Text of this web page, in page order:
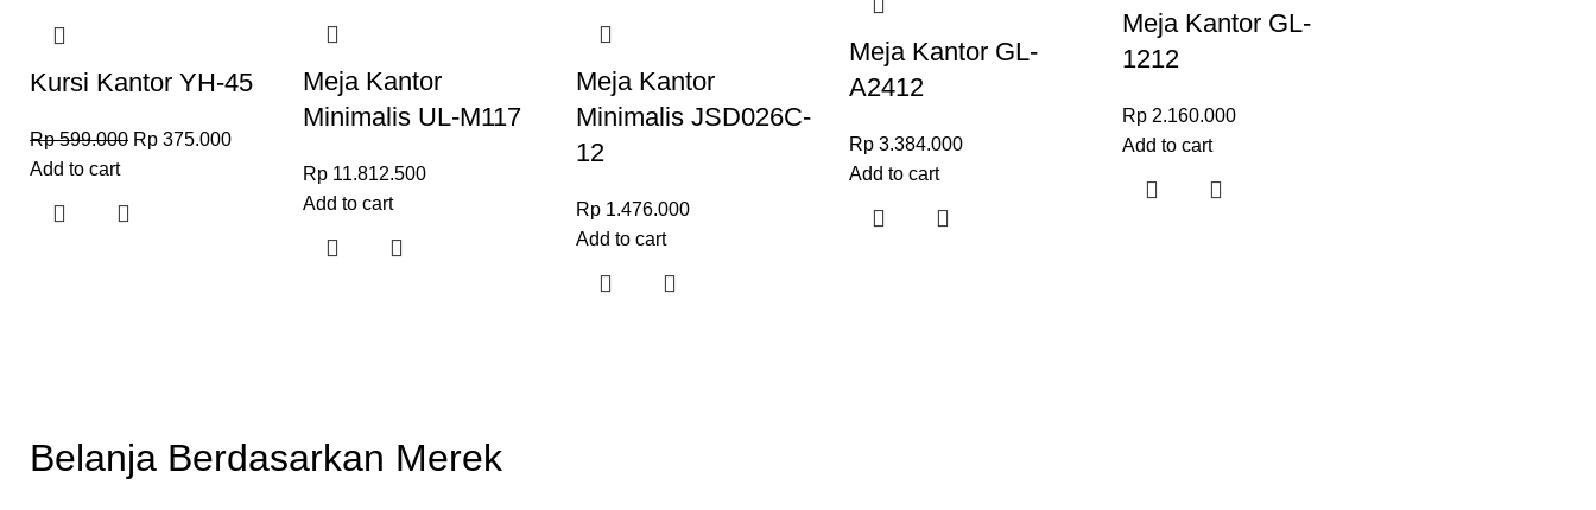
Kursi Kantor YH-45
Rp599.000 Rp 375.000
Add to cart
Meja Kantor
Minimalis UL-M117
Rp 11.812.500
Add to cart
Meja Kantor
Minimalis JSD026C-
12
Rp 1.476.000
Add to cart
Meja Kantor GL-
A2412
Rp 3.384.000
Add to cart
Meja Kantor GL-
1212
Rp 2.160.000
Add to cart
Belanja Berdasarkan Merek